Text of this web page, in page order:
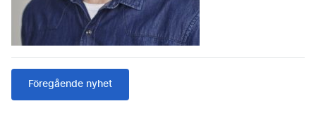
Föregående nyhet